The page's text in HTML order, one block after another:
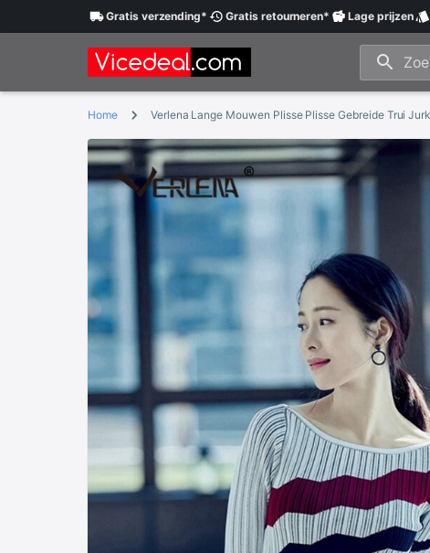
Gratisverzending* Gratisretourneren* Lageprijzen
Home